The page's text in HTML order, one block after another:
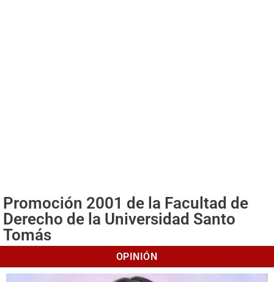
Promoción 2001 de la Facultad de
Derecho de la Universidad Santo
Tomás
OPINIÓN